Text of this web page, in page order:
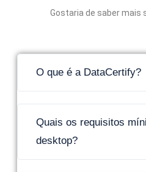
Gostaria de saber mais
O que é a DataCertify?
Quais os requisitos
desktop?